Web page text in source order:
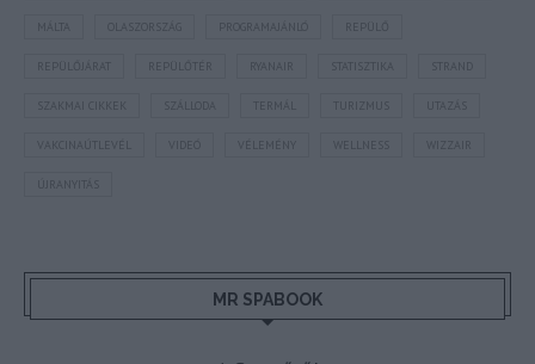
MÁLTA OLASZORSZÁG
REPÜLŐJÁRAT REPÜLŐTÉR STATISZTIKA STRAND
SZAKMAI CIKKEK SZÁLLODA TERMÁL TURIZMUS UTAZÁS
VAKCINAÚTLEVÉL WIZZAIR
ÚJRANYITÁS
MR SPABOOK